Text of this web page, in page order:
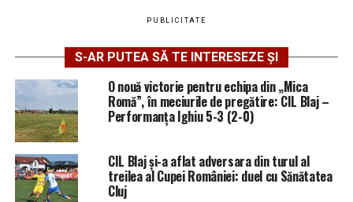
PUBLICITATE
S-AR PUTEA SĂ TE INTERESEZE ȘI
O nouă victorie pentru echipa din „Mica
Romă”, în meciurile de pregătire: CIL Blaj –
Performanța Ighiu 5-3 (2-0)
CIL Blaj și-a aflat adversara din turul al
treilea al Cupei României: duel cu Sănătatea
Cluj